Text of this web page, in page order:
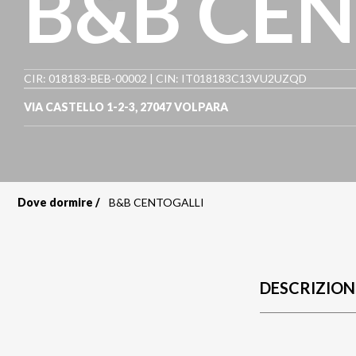
CIR: 018183-BEB-00002 | CIN: IT018183C13VU2UZQD
VIA CASTELLO 1-2-3, 27047VOLPARA
Dove dormire B&B CENTOGALLI